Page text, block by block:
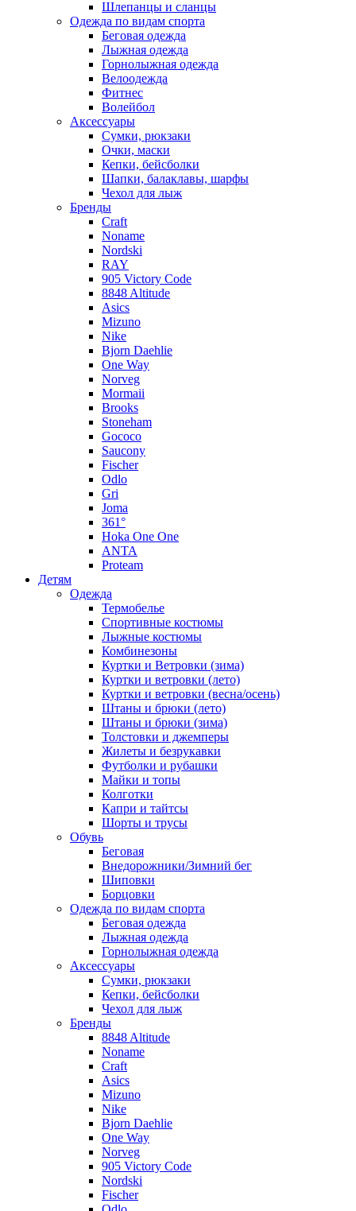
Шлепанцы и сланцы
Одежда по видам спорта
Беговая одежда
Лыжная одежда
Горнолыжная одежда
Велоодежда
Фитнес
Волейбол
Аксессуары
Сумки, рюкзаки
Очки, маски
Кепки, бейсболки
Шапки, балаклавы, шарфы
Чехол для лыж
Бренды
Craft
Noname
Nordski
RAY
905 Victory Code
8848 Altitude
Asics
Mizuno
Nike
Bjorn Daehlie
One Way
Norveg
Mormaii
Brooks
Stoneham
Gococo
Saucony
Fischer
Odlo
Gri
Joma
361°
Hoka One One
ANTA
Proteam
Детям
Одежда
Термобелье
Спортивные костюмы
Лыжные костюмы
Комбинезоны
Куртки и Ветровки (зима)
Куртки и ветровки (лето)
Куртки и ветровки (весна/осень)
Штаны и брюки (лето)
Штаны и брюки (зима)
Толстовки и джемперы
Жилеты и безрукавки
Футболки и рубашки
Майки и топы
Колготки
Капри и тайтсы
Шорты и трусы
Обувь
Беговая
Внедорожники/Зимний бег
Шиповки
Борцовки
Одежда по видам спорта
Беговая одежда
Лыжная одежда
Горнолыжная одежда
Аксессуары
Сумки, рюкзаки
Кепки, бейсболки
Чехол для лыж
Бренды
8848 Altitude
Noname
Craft
Asics
Mizuno
Nike
Bjorn Daehlie
One Way
Norveg
905 Victory Code
Nordski
Fischer